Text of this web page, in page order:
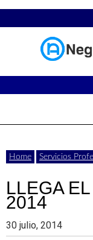
to
con
Últimas
noticias,
actualidad
de
negocios
con
Header
Home Servicios
LLEGA
2014
30 julio, 2014